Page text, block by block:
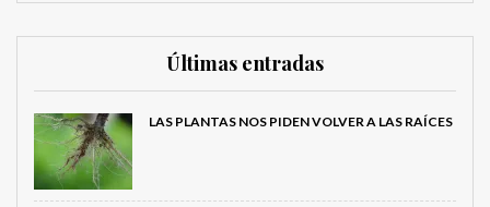
Últimas entradas
LAS PLANTAS NOS PIDEN VOLVER A LAS RAÍCES